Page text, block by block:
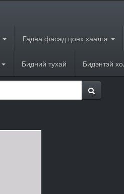
Гадна фасад цонх хаалга
Бидний тухай Бидэнтэй